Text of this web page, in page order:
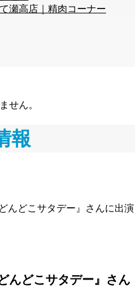
瀬高店｜精肉コーナー
せん。
報
んどこサタデー』さんに出演
んどこサタデー』さん